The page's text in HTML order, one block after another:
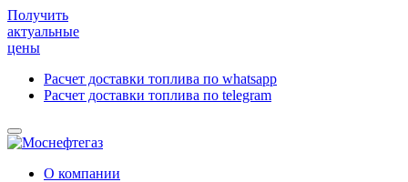
Получить
актуальные
цены
Расчет доставки топлива по whatsapp
Расчет доставки топлива по telegram
О компании